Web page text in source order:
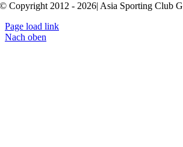
© Copyright 2012 - 2026| Asia Sporting Club
Page load link
Nach oben